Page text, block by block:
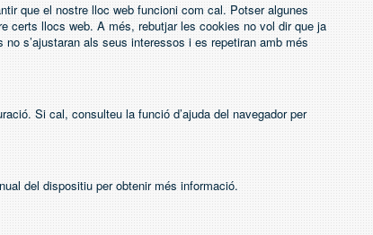
que el nostre lloc web funcioni com cal. Potser algunes
certs llocs web. A més, rebutjar les cookies no vol dir que ja
s’ajustaran als seus interessos i es repetiran amb més
Si cal, consulteu la funció d’ajuda del navegador per
del dispositiu per obtenir més informació.